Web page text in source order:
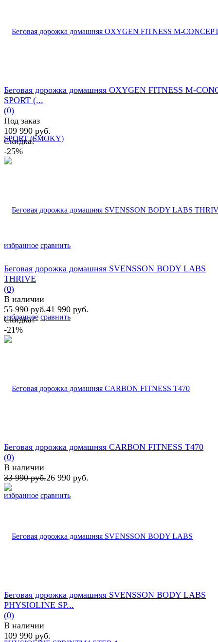
избранное сравнить
Беговая дорожка домашняя OXYGEN FITNESS M-
SPORT (...
(0)
Под заказ
109 990 руб.
Скидка!
-25%
избранное сравнить
Беговая дорожка домашняя SVENSSON BODY LABS
THRIVE
(0)
В наличии
55 990 руб.41 990 руб.
Скидка!
-21%
избранное сравнить
Беговая дорожка домашняя CARBON FITNESS T470
(0)
В наличии
33 990 руб.26 990 руб.
Беговая дорожка домашняя SVENSSON BODY LABS
PHYSIOLINE SP...
(0)
В наличии
109 990 руб.